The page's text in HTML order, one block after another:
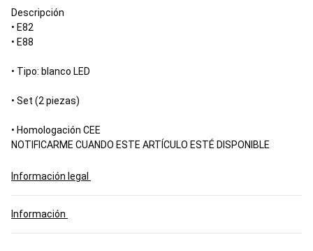
Descripción
• E82
• E88
• Tipo: blanco LED
• Set (2 piezas)
• Homologación CEE
NOTIFICARME CUANDO ESTE ARTÍCULO ESTÉ DISPONIBLE
Información legal
Información